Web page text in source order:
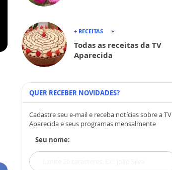
+ RECEITAS
Todas as receitas da TV
Aparecida
QUER RECEBER NOVIDADES?
Cadastre seu e-mail e receba notícias sobre a TV
Aparecida e seus programas mensalmente
Seu nome: